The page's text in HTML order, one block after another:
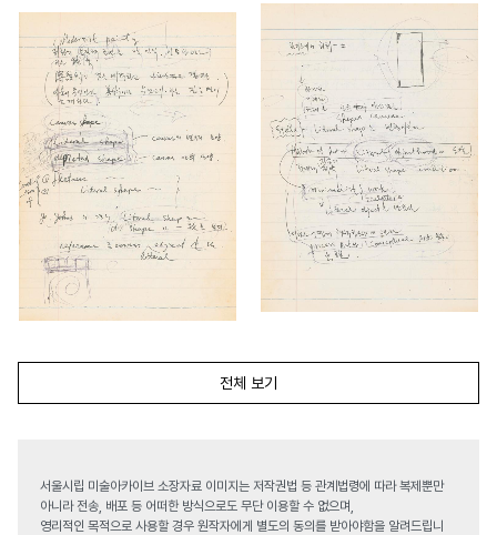
전체 보기
서울시립 미술아카이브 소장자료 이미지는 저작권법 등 관계법령에 따라 복제뿐만
아니라 전송, 배포 등 어떠한 방식으로도 무단 이용할 수 없으며,
영리적인 목적으로 사용할 경우 원작자에게 별도의 동의를 받아야함을 알려드립니